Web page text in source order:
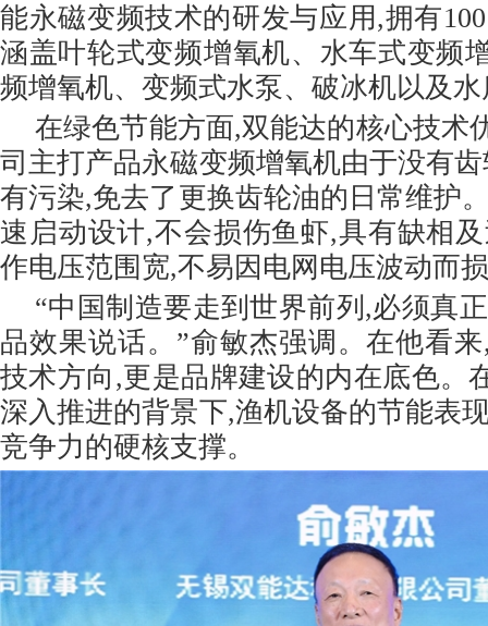
能永磁变频技术的研发与应用,拥有
涵盖叶轮式变频增氧机、水车式变频
频增氧机、变频式水泵、破冰机以及
在绿色节能方面,双能达的核心技术
司主打产品永磁变频增氧机由于没有
有污染,免去了更换齿轮油的日常维护
速启动设计,不会损伤鱼虾,具有缺相
作电压范围宽,不易因电网电压波动而
“中国制造要走到世界前列,必须真
品效果说话。”俞敏杰强调。在他看
技术方向,更是品牌建设的内在底色。
深入推进的背景下,渔机设备的节能表
竞争力的硬核支撑。